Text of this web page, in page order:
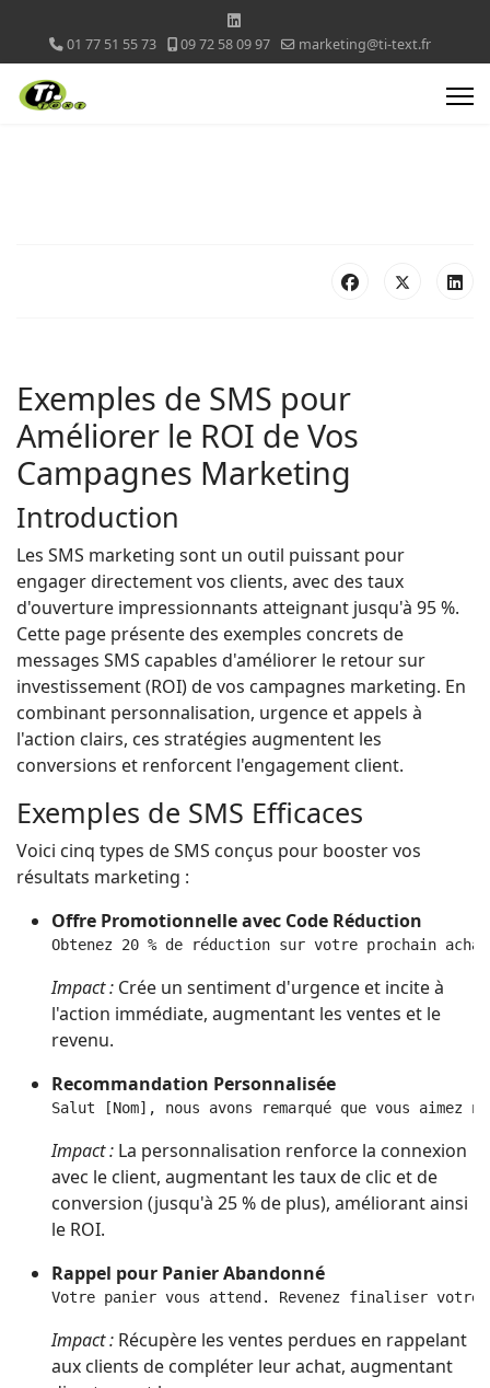
01 77 51 55 73 09 72 58 09 97 marketing@ti-text.fr
Exemples de SMS pour
Améliorer le ROI de Vos
Campagnes Marketing
Introduction
Les SMS marketing sont un outil puissant pour
engager directement vos clients, avec des taux
d'ouverture impressionnants atteignant jusqu'à 95 %.
Cette page présente des exemples concrets de
messages SMS capables d'améliorer le retour sur
investissement (ROI) de vos campagnes marketing. En
combinant personnalisation, urgence et appels à
l'action clairs, ces stratégies augmentent les
conversions et renforcent l'engagement client.
Exemples de SMS Efficaces
Voici cinq types de SMS conçus pour booster vos
résultats marketing :
Offre Promotionnelle avec Code Réduction
Obtenez 20 % de réduction sur votre prochain
Impact : Crée un sentiment d'urgence et incite à
l'action immédiate, augmentant les ventes et le
revenu.
Recommandation Personnalisée
Salut [Nom], nous avons remarqué que vous
Impact : La personnalisation renforce la connexion
avec le client, augmentant les taux de clic et de
conversion (jusqu'à 25 % de plus), améliorant ainsi
le ROI.
Rappel pour Panier Abandonné
Votre panier vous attend. Revenez finaliser
Impact : Récupère les ventes perdues en rappelant
aux clients de compléter leur achat, augmentant